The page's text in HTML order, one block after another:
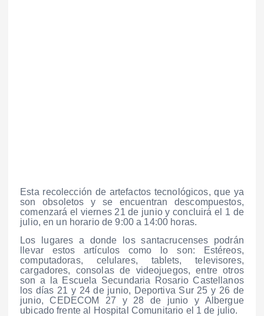
Esta recolección de artefactos tecnológicos, que ya
son obsoletos y se encuentran descompuestos,
comenzará el viernes 21 de junio y concluirá el 1 de
julio, en un horario de 9:00 a 14:00 horas.
Los lugares a donde los santacrucenses podrán
llevar estos artículos como lo son: Estéreos,
computadoras, celulares, tablets, televisores,
cargadores, consolas de videojuegos, entre otros
son a la Escuela Secundaria Rosario Castellanos
los días 21 y 24 de junio, Deportiva Sur 25 y 26 de
junio, CEDECOM 27 y 28 de junio y Albergue
ubicado frente al Hospital Comunitario el 1 de julio.